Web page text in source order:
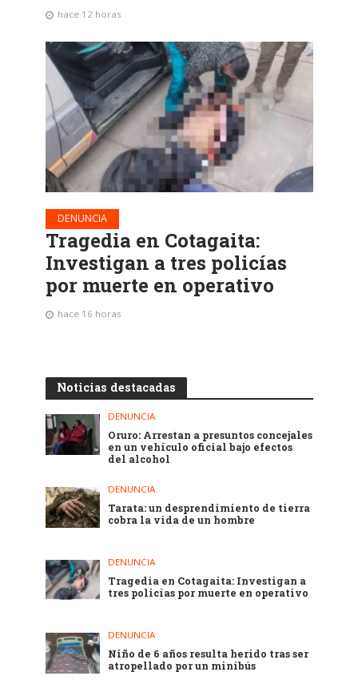
hace 12 horas
DENUNCIA
Tragedia en Cotagaita:
Investigan a tres policías
por muerte en operativo
hace 16 horas
Noticias destacadas
DENUNCIA
Oruro: Arrestan a presuntos concejales
en un vehículo oficial bajo efectos
del alcohol
DENUNCIA
Tarata: un desprendimiento de tierra
cobra la vida de un hombre
DENUNCIA
Tragedia en Cotagaita: Investigan a
tres policías por muerte en operativo
DENUNCIA
Niño de 6 años resulta herido tras ser
atropellado por un minibús